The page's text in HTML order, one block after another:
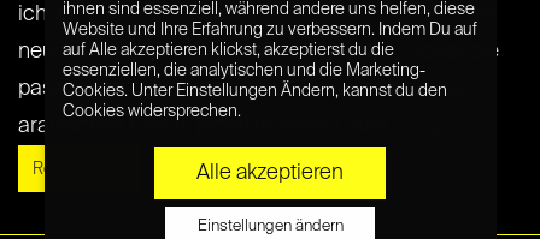
ich warte hier schon ewig im Cafe auf dich. Mit der
neuen regionalen App Halla Walla gibt es sogar die
passenden Emojis dazu. Seit Februar bringt sie
arabisches Flair in jeden mobilen Chat[...] [...]
Read More »
ihnen sind essenziell, während andere uns helfen, diese
Website und Ihre Erfahrung zu verbessern. Indem Du auf
auf Alle akzeptieren klickst, akzeptierst du die
essenziellen, die analytischen und die Marketing-
Cookies. Unter Einstellungen Ändern, kannst du den
Cookies widersprechen.
Alle akzeptieren
Einstellungen ändern